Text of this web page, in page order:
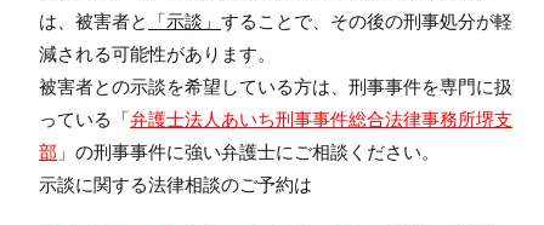
は、被害者と
「示談」 することで、その後の刑事処分が軽
減される可能性があります。
被害者との示談を希望している方は、刑事事件を専門に扱
っている「弁護士法人あいち刑事事件総合法律事務所堺支
部 」の刑事事件に強い弁護士にご相談ください。
示談に関する法律相談のご予約は